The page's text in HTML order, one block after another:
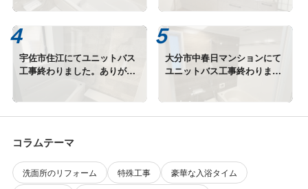
宇佐市住江にてユニットバス
工事終わりました。ありがと
大分市中春日マンションにて
ユニットバス工事終わりまし
た。ありがとうございます。
コラムテーマ
洗面所のリフォーム 特殊工事
豪華な入浴タイム